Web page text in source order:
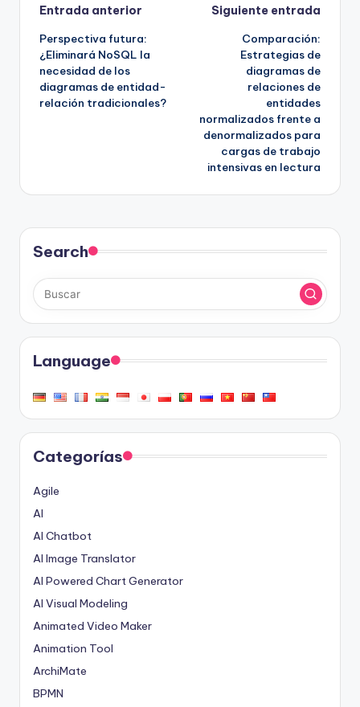
Navegación
de
entradas
Entrada anterior
Perspectiva futura:
¿Eliminará NoSQL la
necesidad de los
diagramas de entidad-
relación tradicionales?
Siguiente entrada
Comparación:
Estrategias de
diagramas de
relaciones de
entidades
normalizados frente a
denormalizados para
cargas de trabajo
intensivas en lectura
Search
Language
Categorías
Agile
AI
AI Chatbot
AI Image Translator
AI Powered Chart Generator
AI Visual Modeling
Animated Video Maker
Animation Tool
ArchiMate
BPMN